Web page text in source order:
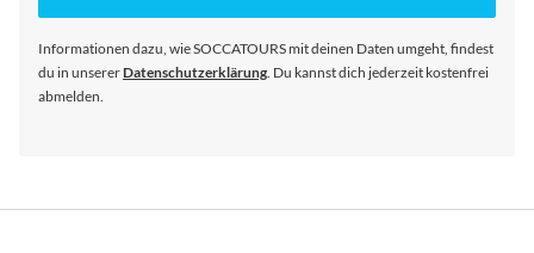
Informationen dazu, wie SOCCATOURS mit deinen Daten umgeht, findest
du in unsererDatenschutzerklärung . Du kannst dich jederzeit kostenfrei
abmelden.